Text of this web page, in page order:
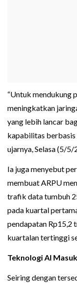
“Untuk mendukung
meningkatkan
yang lebih lancar
kapabilitas berbasis
ujarnya, Selasa (5/5/
Ia juga menyebut
membuat ARPU
trafik data tumbuh
pada kuartal
pendapatan Rp15,2
kuartalan tertinggi
Teknologi AI
Seiring dengan